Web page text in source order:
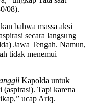
08).
bahwa massa aksi
secara langsung
Jawa Tengah. Namun,
tidak menemui
Kapolda untuk
Tapi karena
ucap Ariq.